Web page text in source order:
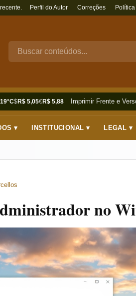
Perfil do Autor Correções
$R$ 5,05€R$ 5,88
Como Imprimir Frente e
▾ INSTITUCIONAL ▾ LEGAL ▾
no